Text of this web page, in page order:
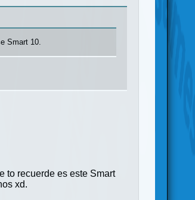
Smart 10.
to recuerde es este Smart
xd.